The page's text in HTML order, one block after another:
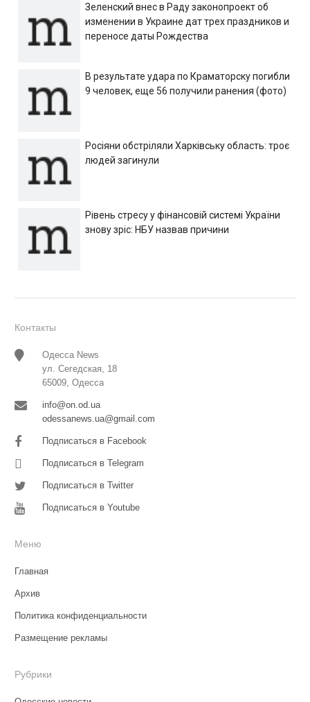
Зеленский внес в Раду законопроект об
изменении в Украине дат трех праздников и
переносе даты Рождества
В результате удара по Краматорску погибли
9 человек, еще 56 получили ранения (фото)
Росіяни обстріляли Харківську область: троє
людей загинули
Рівень стресу у фінансовій системі України
знову зріс: НБУ назвав причини
Контакты
Одесса News
ул. Сегедская, 18
65009, Одесса
info@on.od.ua
odessanews.ua@gmail.com
Подписаться в Facebook
Подписаться в Telegram
Подписаться в Twitter
Подписаться в Youtube
Меню
Главная
Архив
Политика конфиденциальности
Размещение рекламы
Рубрики